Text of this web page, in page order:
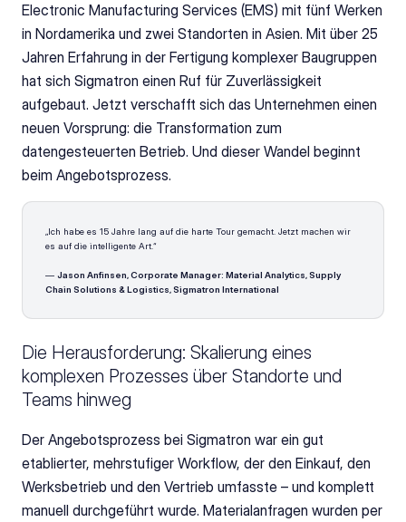
Electronic Manufacturing Services (EMS) mit fünf Werken
in Nordamerika und zwei Standorten in Asien. Mit über 25
Jahren Erfahrung in der Fertigung komplexer Baugruppen
hat sich Sigmatron einen Ruf für Zuverlässigkeit
aufgebaut. Jetzt verschafft sich das Unternehmen einen
neuen Vorsprung: die Transformation zum
datengesteuerten Betrieb. Und dieser Wandel beginnt
beim Angebotsprozess.
„Ich habe es 15 Jahre lang auf die harte Tour gemacht. Jetzt machen wir
es auf die intelligente Art.“
— Jason Anfinsen, Corporate Manager: Material Analytics, Supply
Chain Solutions & Logistics, Sigmatron International
Die Herausforderung: Skalierung eines
komplexen Prozesses über Standorte und
Teams hinweg
Der Angebotsprozess bei Sigmatron war ein gut
etablierter, mehrstufiger Workflow, der den Einkauf, den
Werksbetrieb und den Vertrieb umfasste – und komplett
manuell durchgeführt wurde. Materialanfragen wurden per